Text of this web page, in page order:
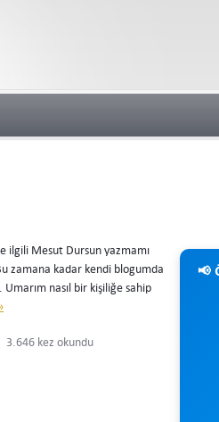
ilgili Mesut Dursun yazmamı
zamana kadar kendi blogumda
nasıl bir kişiliğe sahip
3.646 kez okundu